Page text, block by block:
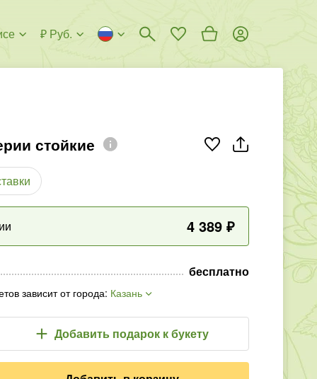
₽ Руб.
стойкие
4 389 ₽
бесплатно
зависит от города: Казань
Добавить подарок к букету